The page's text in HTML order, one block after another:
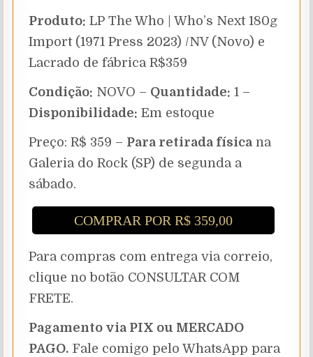
Produto: LP The Who | Who’s Next 180g
Import (1971 Press 2023) /NV (Novo) e
Lacrado de fábrica R$359
Condição: NOVO – Quantidade: 1 –
Disponibilidade: Em estoque
Preço: R$ 359 – Para retirada física na
Galeria do Rock (SP) de segunda a
sábado.
COMPRAR POR R$ 359,00
Para compras com entrega via correio,
clique no botão CONSULTAR COM
FRETE.
Pagamento via PIX ou MERCADO
PAGO. Fale comigo pelo WhatsApp para